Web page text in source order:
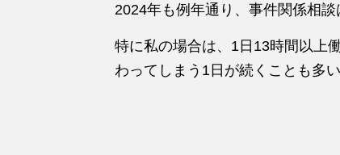
2024年も例年通り、事件関係相談
特に私の場合は、1日13時間以上
わってしまう1日が続くことも多い